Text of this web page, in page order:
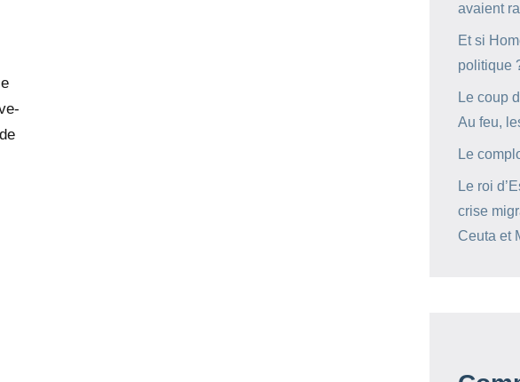
avaient
Et si
politique
Le coup
Au feu,
Le
Le roi
crise
Ceuta et